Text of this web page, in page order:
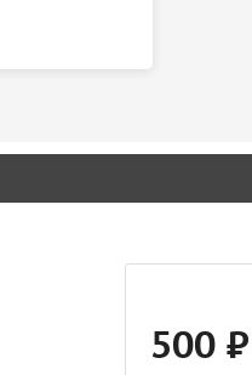
500 ₽